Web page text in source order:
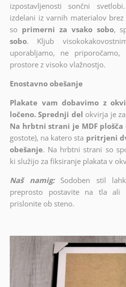
izpostavljenosti sončni
izdelani iz varnih materialov
so primerni za vsako sobo,
sobo. Kljub
uporabljamo, ne
prostore z visoko vlažnostjo.
Enostavno obešanje
Plakate vam dobavimo z
ločeno. Sprednji del okvirja je
Na hrbtni strani je MDF plošča
gostote), na katero sta pritrjeni
obešanje. Na hrbtni strani so
ki služijo za fiksiranje plakata v
Naš namig:
Sodoben stil
preprosto postavite na tla
prislonite ob steno.